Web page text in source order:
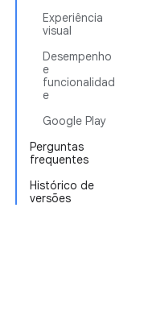
Experiência
visual
Desempenho
e
funcionalidad
e
Google Play
Perguntas
frequentes
Histórico de
versões